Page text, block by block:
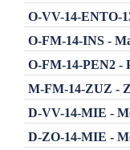
O-VV-14-ENTO-
O-FM-14-INS -
O-FM-14-PEN2 -
M-FM-14-ZUZ -
D-VV-14-MIE -
D-ZO-14-MIE -